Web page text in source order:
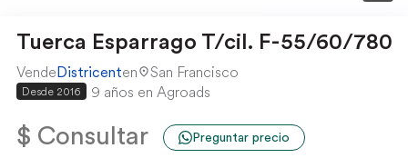
Tuerca Esparrago T/cil. F-55/60/780
VendeDistricenten San Francisco
Desde 2016 9 años en Agroads
$ Consultar Preguntar precio